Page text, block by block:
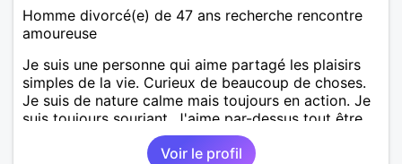
Homme divorcé(e) de 47 ans recherche rencontre
amoureuse
Je suis une personne qui aime partagé les plaisirs
simples de la vie. Curieux de beaucoup de choses.
Je suis de nature calme mais toujours en action. Je
suis toujours souriant. J'aime par-dessus tout être
au grand air, la nature. J'adore voyager même sans
aller loin. M'émerveiller de la beauté du monde.
Voir le profil